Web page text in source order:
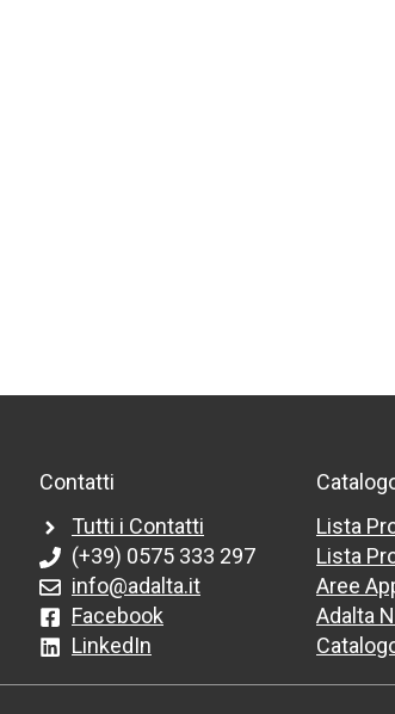
Contatti
Tutti i Contatti
(+39) 0575 333 297
info@adalta.it
Facebook
LinkedIn
Lista
Lista
Aree
Adalta